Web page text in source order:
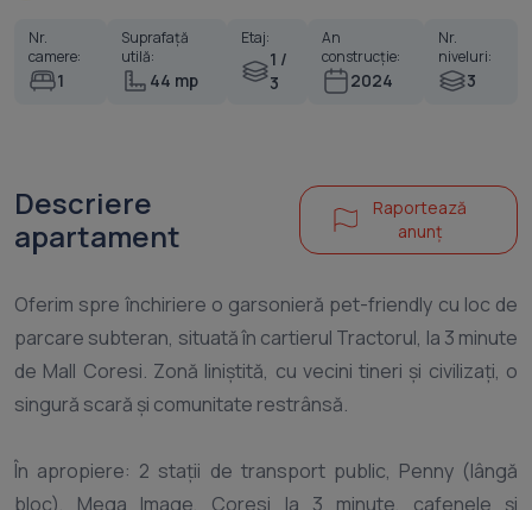
Nr.
camere:
1
Suprafață
utilă:
44 mp
Etaj:
1 /
3
An
construcție:
2024
Nr.
niveluri:
3
Descriere
apartament
Raportează
anunț
Oferim spre închiriere o garsonieră pet-friendly cu loc de
parcare subteran, situată în cartierul Tractorul, la 3 minute
de Mall Coresi. Zonă liniștită, cu vecini tineri și civilizați, o
singură scară și comunitate restrânsă.
În apropiere: 2 stații de transport public, Penny (lângă
bloc), Mega Image, Coresi la 3 minute, cafenele și